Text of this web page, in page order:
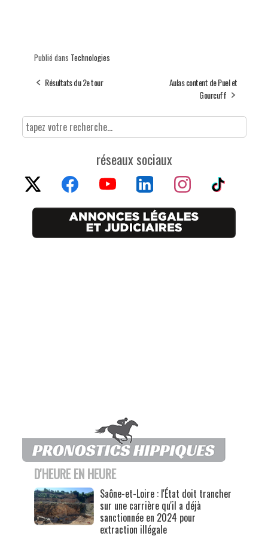
Publié dans Technologies
Résultats du 2e tour
Aulas content de Puel et
Gourcuff
réseaux sociaux
D'HEURE EN HEURE
Saône-et-Loire : l'État doit trancher
sur une carrière qu'il a déjà
sanctionnée en 2024 pour
extraction illégale